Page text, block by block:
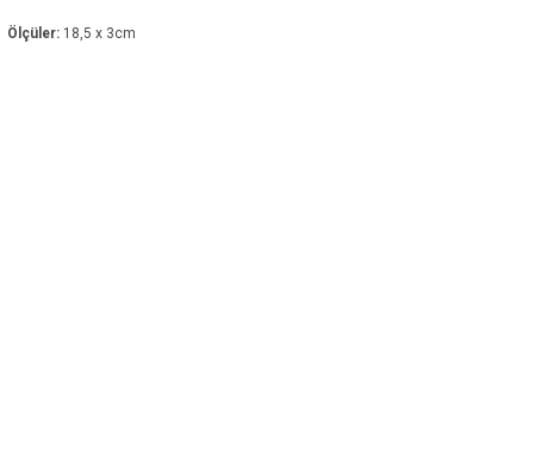
Ölçüler: 18,5 x 3cm